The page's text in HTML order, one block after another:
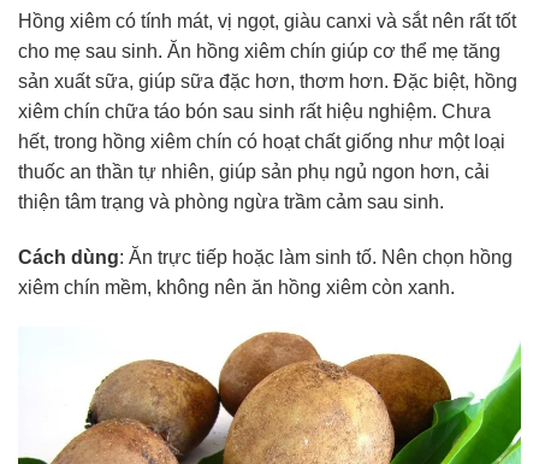
Hồng xiêm có tính mát, vị ngọt, giàu canxi và sắt nên rất tốt
cho mẹ sau sinh. Ăn hồng xiêm chín giúp cơ thể mẹ tăng
sản xuất sữa, giúp sữa đặc hơn, thơm hơn. Đặc biệt, hồng
xiêm chín chữa táo bón sau sinh rất hiệu nghiệm. Chưa
hết, trong hồng xiêm chín có hoạt chất giống như một loại
thuốc an thần tự nhiên, giúp sản phụ ngủ ngon hơn, cải
thiện tâm trạng và phòng ngừa trầm cảm sau sinh.
Cách dùng: Ăn trực tiếp hoặc làm sinh tố. Nên chọn hồng
xiêm chín mềm, không nên ăn hồng xiêm còn xanh.